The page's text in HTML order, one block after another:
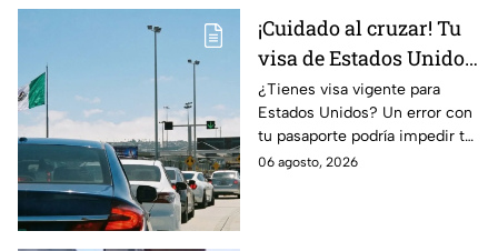
¡Cuidado al cruzar! Tu
visa de Estados Unidos
podría quedar
cancelada por este
error en el pasaporte
¿Tienes visa vigente para
Estados Unidos? Un error con
tu pasaporte podría impedir tu
entrada, incluso si el
06 agosto, 2026